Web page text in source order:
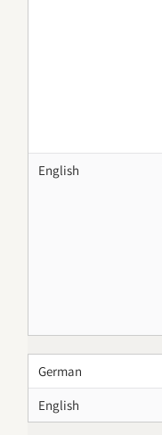
English
German
English